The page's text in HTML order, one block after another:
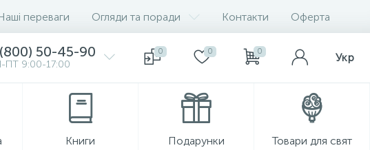
переваги Огляди та поради Контакти Оферта
50-45-90
ПТ 9:00-17:00
0 0 0 Укр
Книги Подарунки Товари для свят